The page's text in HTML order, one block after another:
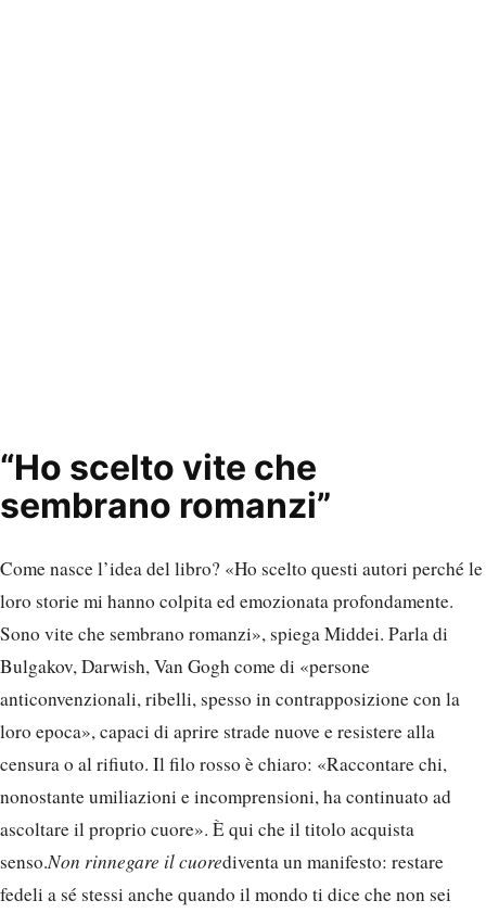
“Ho scelto vite che
sembrano romanzi”
Come nasce l’idea del libro? «Ho scelto questi autori perché le
loro storie mi hanno colpita ed emozionata profondamente.
Sono vite che sembrano romanzi», spiega Middei. Parla di
Bulgakov, Darwish, Van Gogh come di «persone
anticonvenzionali, ribelli, spesso in contrapposizione con la
loro epoca», capaci di aprire strade nuove e resistere alla
censura o al rifiuto. Il filo rosso è chiaro: «Raccontare chi,
nonostante umiliazioni e incomprensioni, ha continuato ad
ascoltare il proprio cuore». È qui che il titolo acquista
senso.Non rinnegare il cuorediventa un manifesto: restare
fedeli a sé stessi anche quando il mondo ti dice che non sei